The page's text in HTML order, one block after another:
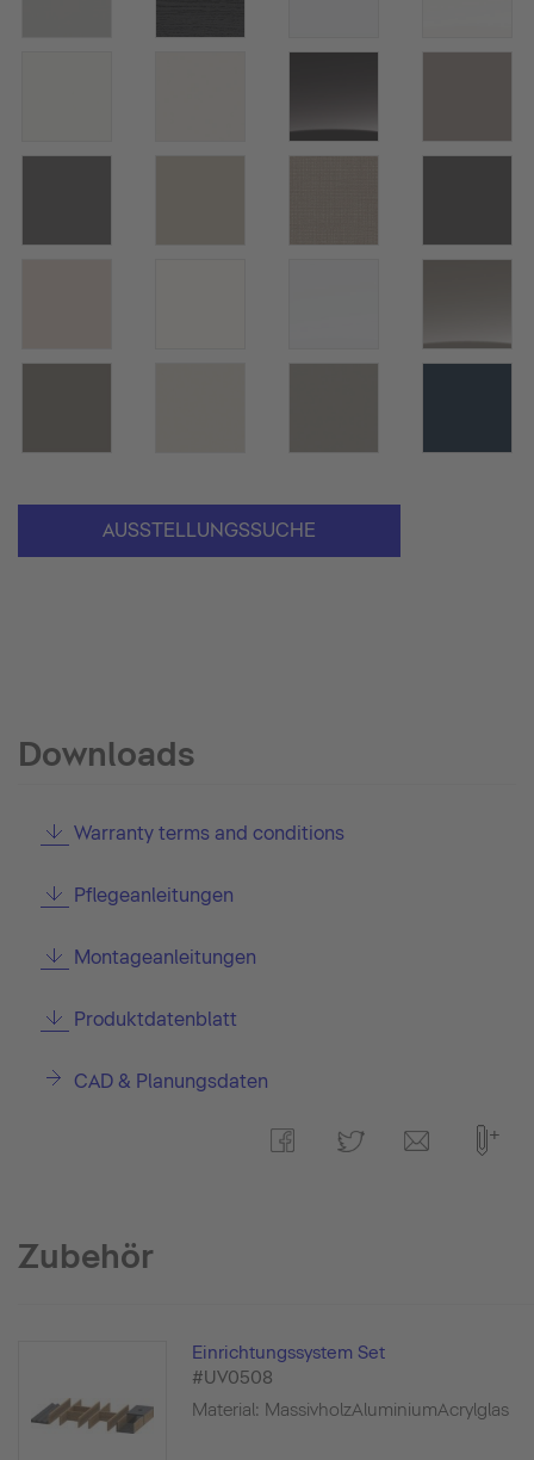
AUSSTELLUNGSSUCHE
Downloads
Warranty terms and conditions
Pflegeanleitungen
Montageanleitungen
Produktdatenblatt
CAD & Planungsdaten
Zubehör
Einrichtungssystem Set
#UV0508
Material: MassivholzAluminiumAcrylglas